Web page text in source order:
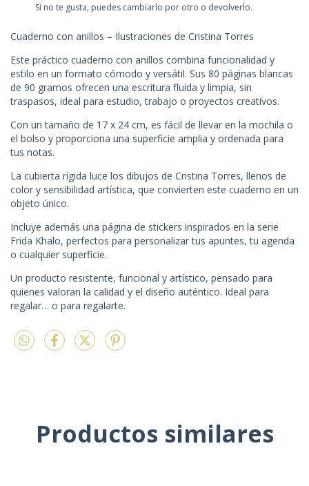
Si no te gusta, puedes cambiarlo por otro o devolverlo.
Cuaderno con anillos – Ilustraciones de Cristina Torres
Este práctico cuaderno con anillos combina funcionalidad y
estilo en un formato cómodo y versátil. Sus 80 páginas blancas
de 90 gramos ofrecen una escritura fluida y limpia, sin
traspasos, ideal para estudio, trabajo o proyectos creativos.
Con un tamaño de 17 x 24 cm, es fácil de llevar en la mochila o
el bolso y proporciona una superficie amplia y ordenada para
tus notas.
La cubierta rígida luce los dibujos de Cristina Torres, llenos de
color y sensibilidad artística, que convierten este cuaderno en un
objeto único.
Incluye además una página de stickers inspirados en la serie
Frida Khalo, perfectos para personalizar tus apuntes, tu agenda
o cualquier superficie.
Un producto resistente, funcional y artístico, pensado para
quienes valoran la calidad y el diseño auténtico. Ideal para
regalar… o para regalarte.
Productos similares